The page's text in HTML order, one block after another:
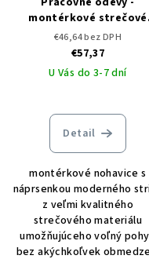
montérkové strečové
nohavice na traky CXS
STRETCH
€46,64 bez DPH
€57,37
U Vás do 3-7 dní
Detail
montérkové nohavice s
náprsenkou moderného
z veľmi kvalitného
strečového materiálu
umožňujúceho voľný
bez akýchkoľvek